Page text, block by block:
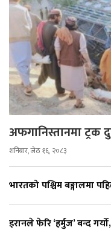
अफगानिस्तानमा ट्रक
शनिबार, जेठ १६, २०८३
भारतको पश्चिम बङ्गालमा
इरानले फेरि ‘हर्मुज’ बन्द